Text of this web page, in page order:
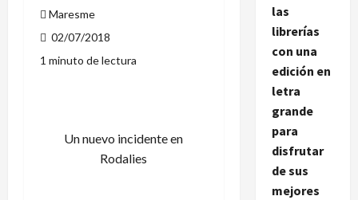
Maresme
02/07/2018
1 minuto de lectura
Un nuevo incidente en
Rodalies
las
librerías
con una
edición en
letra
grande
para
disfrutar
de sus
mejores